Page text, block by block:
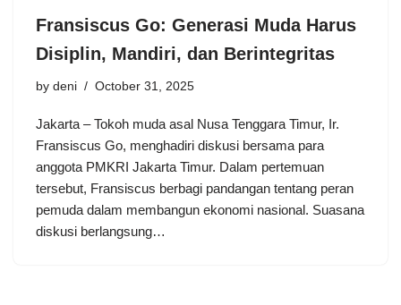
Fransiscus Go: Generasi Muda Harus
Disiplin, Mandiri, dan Berintegritas
by deni October 31, 2025
Jakarta – Tokoh muda asal Nusa Tenggara Timur, Ir.
Fransiscus Go, menghadiri diskusi bersama para
anggota PMKRI Jakarta Timur. Dalam pertemuan
tersebut, Fransiscus berbagi pandangan tentang peran
pemuda dalam membangun ekonomi nasional. Suasana
diskusi berlangsung…